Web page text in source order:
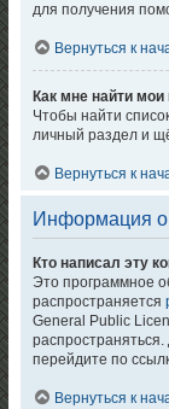
для получения
Вернуться к
Как мне найти
Чтобы найти
личный раздел и
Вернуться к
Информация о
Кто написал эту
Это программное
распространяется
General Public
перейдите по
Вернуться к